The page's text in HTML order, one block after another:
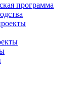
программа